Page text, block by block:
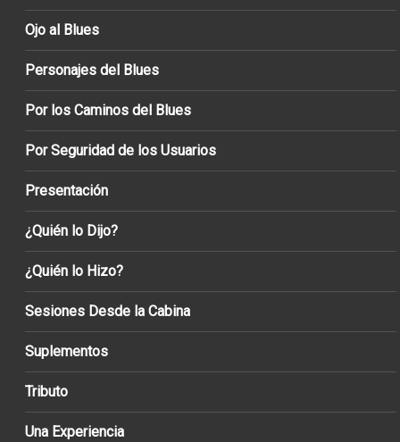
Ojo al Blues
Personajes del Blues
Por los Caminos del Blues
Por Seguridad de los Usuarios
Presentación
¿Quién lo Dijo?
¿Quién lo Hizo?
Sesiones Desde la Cabina
Suplementos
Tributo
Una Experiencia